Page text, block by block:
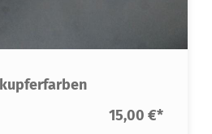
15,00 €*